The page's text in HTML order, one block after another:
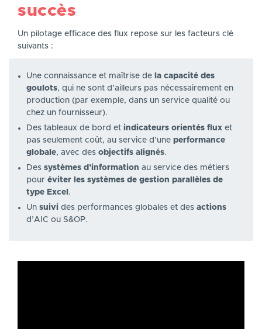
succès
Un pilotage efficace des flux repose sur les facteurs clé
suivants :
Une connaissance et maîtrise de la capacité des
goulots, qui ne sont d’ailleurs pas nécessairement en
production (par exemple, dans un service qualité ou
chez un fournisseur).
Des tableaux de bord et indicateurs orientés flux et
pas seulement coût, au service d’une performance
globale, avec des objectifs alignés.
Des systèmes d’information au service des métiers
pour éviter les systèmes de gestion parallèles de
type Excel .
Un suivi des performances globales et des actions
d’AIC ou S&OP.